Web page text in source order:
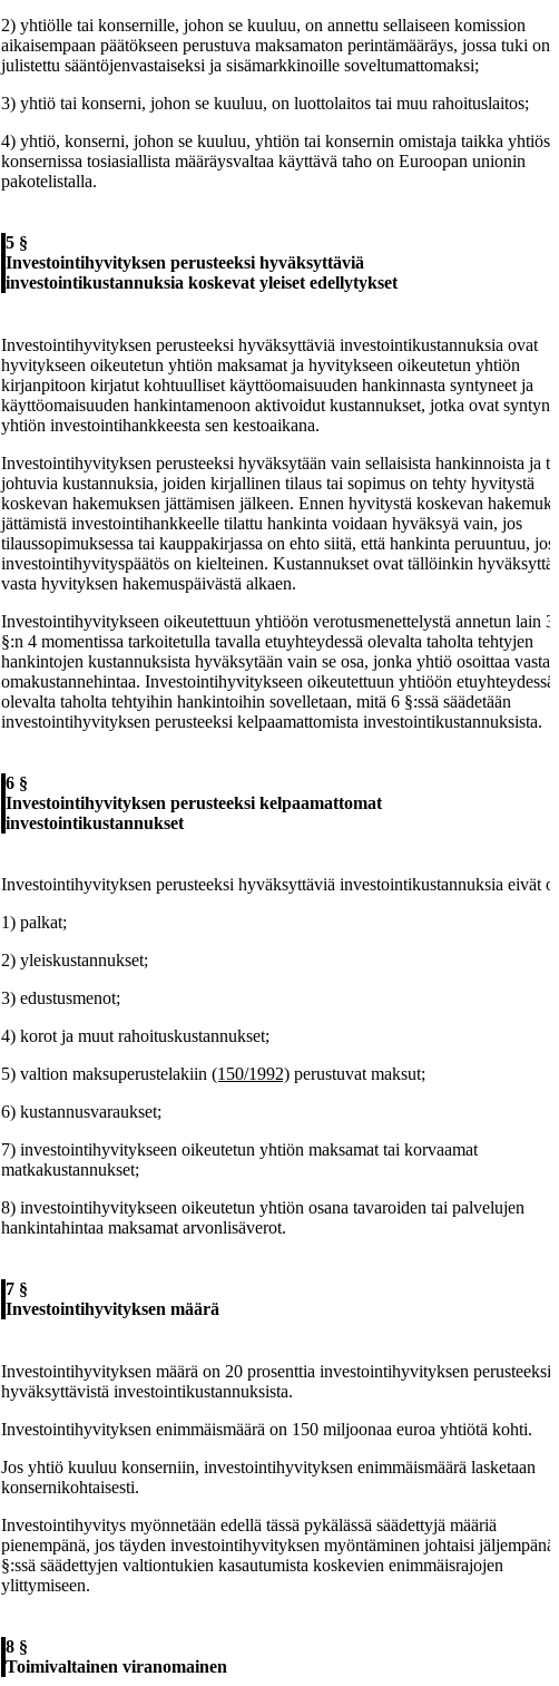
2) yhtiölle tai konsernille, johon se kuuluu, on annettu sellaiseen komission
aikaisempaan päätökseen perustuva maksamaton perintämääräys, jossa tuki on
julistettu sääntöjenvastaiseksi ja sisämarkkinoille soveltumattomaksi;
3) yhtiö tai konserni, johon se kuuluu, on luottolaitos tai muu rahoituslaitos;
4) yhtiö, konserni, johon se kuuluu, yhtiön tai konsernin omistaja taikka
konsernissa tosiasiallista määräysvaltaa käyttävä taho on Euroopan unionin
pakotelistalla.
5 §
Investointihyvityksen perusteeksi hyväksyttäviä
investointikustannuksia koskevat yleiset edellytykset
Investointihyvityksen perusteeksi hyväksyttäviä investointikustannuksia ovat
hyvitykseen oikeutetun yhtiön maksamat ja hyvitykseen oikeutetun yhtiön
kirjanpitoon kirjatut kohtuulliset käyttöomaisuuden hankinnasta syntyneet ja
käyttöomaisuuden hankintamenoon aktivoidut kustannukset, jotka ovat
yhtiön investointihankkeesta sen kestoaikana.
Investointihyvityksen perusteeksi hyväksytään vain sellaisista hankinnoista ja
johtuvia kustannuksia, joiden kirjallinen tilaus tai sopimus on tehty hyvitystä
koskevan hakemuksen jättämisen jälkeen. Ennen hyvitystä koskevan
jättämistä investointihankkeelle tilattu hankinta voidaan hyväksyä vain, jos
tilaussopimuksessa tai kauppakirjassa on ehto siitä, että hankinta peruuntuu, jos
investointihyvityspäätös on kielteinen. Kustannukset ovat tällöinkin
vasta hyvityksen hakemuspäivästä alkaen.
Investointihyvitykseen oikeutettuun yhtiöön verotusmenettelystä annetun lain
§:n 4 momentissa tarkoitetulla tavalla etuyhteydessä olevalta taholta tehtyjen
hankintojen kustannuksista hyväksytään vain se osa, jonka yhtiö osoittaa
omakustannehintaa. Investointihyvitykseen oikeutettuun yhtiöön etuyhteydessä
olevalta taholta tehtyihin hankintoihin sovelletaan, mitä 6 §:ssä säädetään
investointihyvityksen perusteeksi kelpaamattomista investointikustannuksista.
6 §
Investointihyvityksen perusteeksi kelpaamattomat
investointikustannukset
Investointihyvityksen perusteeksi hyväksyttäviä investointikustannuksia eivät
1) palkat;
2) yleiskustannukset;
3) edustusmenot;
4) korot ja muut rahoituskustannukset;
5) valtion maksuperustelakiin (150/1992) perustuvat maksut;
6) kustannusvaraukset;
7) investointihyvitykseen oikeutetun yhtiön maksamat tai korvaamat
matkakustannukset;
8) investointihyvitykseen oikeutetun yhtiön osana tavaroiden tai palvelujen
hankintahintaa maksamat arvonlisäverot.
7 §
Investointihyvityksen määrä
Investointihyvityksen määrä on 20 prosenttia investointihyvityksen perusteeksi
hyväksyttävistä investointikustannuksista.
Investointihyvityksen enimmäismäärä on 150 miljoonaa euroa yhtiötä kohti.
Jos yhtiö kuuluu konserniin, investointihyvityksen enimmäismäärä lasketaan
konsernikohtaisesti.
Investointihyvitys myönnetään edellä tässä pykälässä säädettyjä määriä
pienempänä, jos täyden investointihyvityksen myöntäminen johtaisi jäljempänä
§:ssä säädettyjen valtiontukien kasautumista koskevien enimmäisrajojen
ylittymiseen.
8 §
Toimivaltainen viranomainen